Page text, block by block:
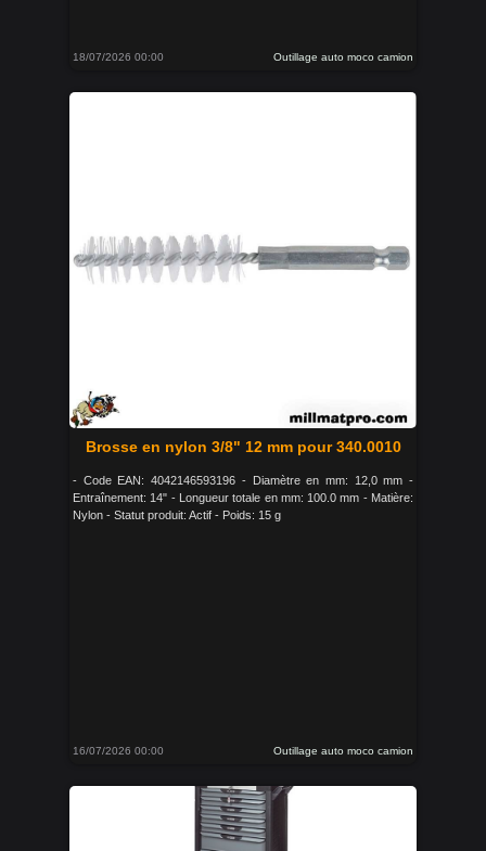
18/07/2026 00:00 Outillage auto moco camion
Brosse en nylon 3/8" 12 mm pour 340.0010
- Code EAN: 4042146593196 - Diamètre en mm: 12,0 mm -
Entraînement: 14" - Longueur totale en mm: 100.0 mm - Matière:
Nylon - Statut produit: Actif - Poids: 15 g
16/07/2026 00:00 Outillage auto moco camion